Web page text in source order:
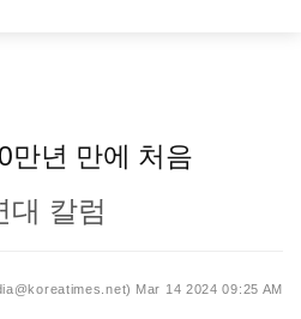
만년 만에 처음
대 칼럼
Mar 14 2024 09:25 AM